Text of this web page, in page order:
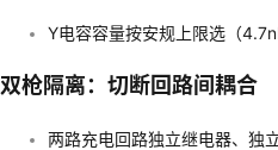
Y电容容量按安规上限选（
双枪隔离：切断回路间耦合
两路充电回路独立继电器、独